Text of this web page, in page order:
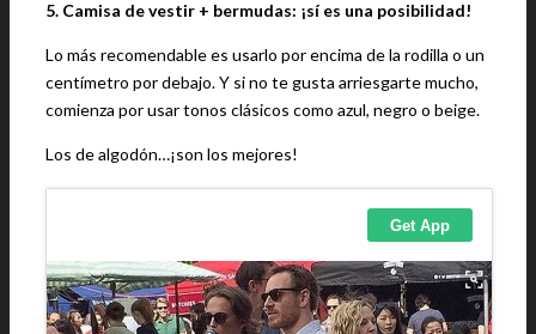
5. Camisa de vestir + bermudas: ¡sí es una posibilidad!
Lo más recomendable es usarlo por encima de la rodilla o un
centímetro por debajo. Y si no te gusta arriesgarte mucho,
comienza por usar tonos clásicos como azul, negro o beige.
Los de algodón…¡son los mejores!